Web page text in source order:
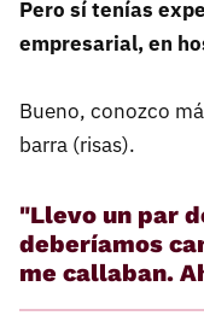
Pero sí tenías
empresarial, en
Bueno, conozco
barra (risas).
"Llevo un par
deberíamos
me callaban.